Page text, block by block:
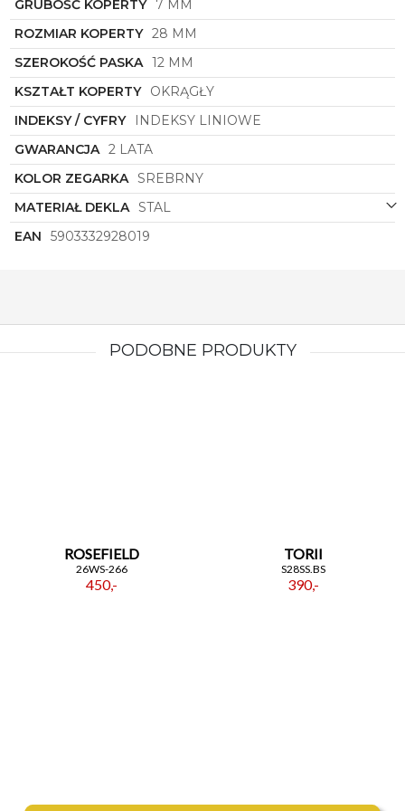
subtelny, a zarazem wyrazisty design będzie
doskonałym uzupełnieniem każdego damskiego
outfitu, dodając mu niepowtarzalnego uroku i
prestiżu.
Poznaj magię połączenia klasyki z nowoczesnością,
sięgając po zegarekToriisymbolS28SS.R4
kolekcji Kessho. Daj się oczarować elegancji i
ponadczasowemu stylowi, który towarzyszyć Ci
będzie przez wiele lat, emanując wyjątkowym
blaskiem i subtelnością każdego dnia.
GRUBOŚĆ KOPERTY 7 MM
ROZMIAR KOPERTY 28 MM
SZEROKOŚĆ PASKA 12 MM
KSZTAŁT KOPERTY OKRĄGŁY
INDEKSY / CYFRY
INDEKSY LINIOWE
GWARANCJA 2 LATA
KOLOR ZEGARKA SREBRNY
MATERIAŁ DEKLA STAL
EAN
5903332928019
PODOBNE PRODUKTY
ROSEFIELD
26WS-266
450,-
TORII
S28SS.BS
390,-